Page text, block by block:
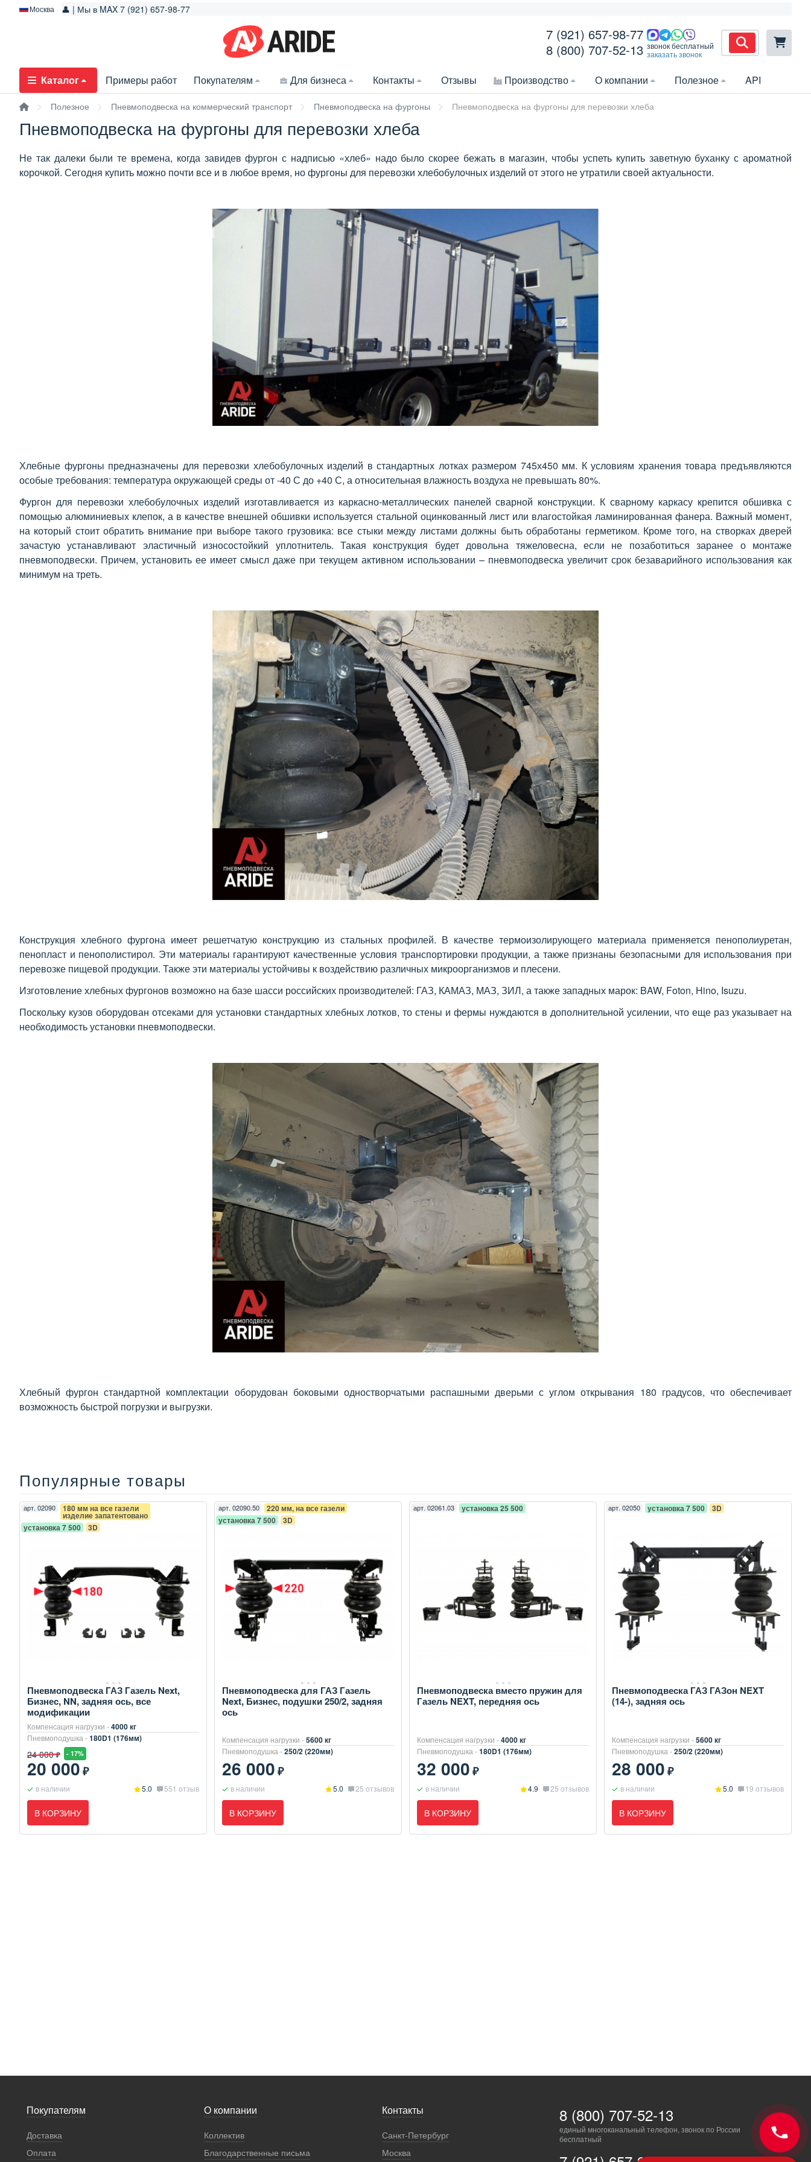
Москва 👤 | Мы в MAX 7 (921) 657-98-77
7 (921) 657-98-77
8 (800) 707-52-13 звонок бесплатный
заказать звонок
Каталог Примеры работ Покупателям Для бизнеса Контакты Отзывы Производство О компании Полезное API
Полезное Пневмоподвеска на коммерческий транспорт Пневмоподвеска на фургоны Пневмоподвеска на фургоны для перевозки хлеба
Пневмоподвеска на фургоны для перевозки хлеба
Не так далеки были те времена, когда завидев фургон с надписью «хлеб» надо было скорее бежать в магазин, чтобы успеть купить заветную буханку с ароматной
корочкой. Сегодня купить можно почти все и в любое время, но фургоны для перевозки хлебобулочных изделий от этого не утратили своей актуальности.
Хлебные фургоны предназначены для перевозки хлебобулочных изделий в стандартных лотках размером 745х450 мм. К условиям хранения товара предъявляются
особые требования: температура окружающей среды от -40 С до +40 С, а относительная влажность воздуха не превышать 80%.
Фургон для перевозки хлебобулочных изделий изготавливается из каркасно-металлических панелей сварной конструкции. К сварному каркасу крепится обшивка с
помощью алюминиевых клепок, а в качестве внешней обшивки используется стальной оцинкованный лист или влагостойкая ламинированная фанера. Важный момент,
на который стоит обратить внимание при выборе такого грузовика: все стыки между листами должны быть обработаны герметиком. Кроме того, на створках дверей
зачастую устанавливают эластичный износостойкий уплотнитель. Такая конструкция будет довольна тяжеловесна, если не позаботиться заранее о монтаже
пневмоподвески. Причем, установить ее имеет смысл даже при текущем активном использовании – пневмоподвеска увеличит срок безаварийного использования как
минимум на треть.
Конструкция хлебного фургона имеет решетчатую конструкцию из стальных профилей. В качестве термоизолирующего материала применяется пенополиуретан,
пенопласт и пенополистирол. Эти материалы гарантируют качественные условия транспортировки продукции, а также признаны безопасными для использования при
перевозке пищевой продукции. Также эти материалы устойчивы к воздействию различных микроорганизмов и плесени.
Изготовление хлебных фургонов возможно на базе шасси российских производителей: ГАЗ, КАМАЗ, МАЗ, ЗИЛ, а также западных марок: BAW, Foton, Hino, Isuzu.
Поскольку кузов оборудован отсеками для установки стандартных хлебных лотков, то стены и фермы нуждаются в дополнительной усилении, что еще раз указывает на
необходимость установки пневмоподвески.
Хлебный фургон стандартной комплектации оборудован боковыми одностворчатыми распашными дверьми с углом открывания 180 градусов, что обеспечивает
возможность быстрой погрузки и выгрузки.
Популярные товары
арт. 02090 180 мм на все газели
изделие запатентовано
установка 7 500
3D
Пневмоподвеска ГАЗ Газель Next,
Бизнес, NN, задняя ось, все
модификации
Компенсация нагрузки -4000 кг
Пневмоподушка -180D1 (176мм)
24 000 ₽ - 17%
20 000₽
в наличии 5.0 551 отзыв
В КОРЗИНУ
арт. 02090.50
220 мм, на все газели
установка 7 500
3D
Пневмоподвеска для ГАЗ Газель
Next, Бизнес, подушки 250/2, задняя
ось
Компенсация нагрузки -5600 кг
Пневмоподушка -250/2 (220мм)
26 000₽
в наличии 5.0 25 отзывов
В КОРЗИНУ
арт. 02061.03 установка 25 500
Пневмоподвеска вместо пружин для
Газель NEXT, передняя ось
Компенсация нагрузки -4000 кг
Пневмоподушка -180D1 (176мм)
32 000₽
в наличии 4.9 25 отзывов
В КОРЗИНУ
арт. 02050 установка 7 500 3D
Пневмоподвеска ГАЗ ГАЗон NEXT
(14-), задняя ось
Компенсация нагрузки -5600 кг
Пневмоподушка -250/2 (220мм)
28 000₽
в наличии 5.0 19 отзывов
В КОРЗИНУ
Покупателям
Доставка
Оплата
О компании
Коллектив
Благодарственные письма
Контакты
Санкт-Петербург
Москва
8 (800) 707-52-13
единый многоканальный телефон, звонок по России
бесплатный